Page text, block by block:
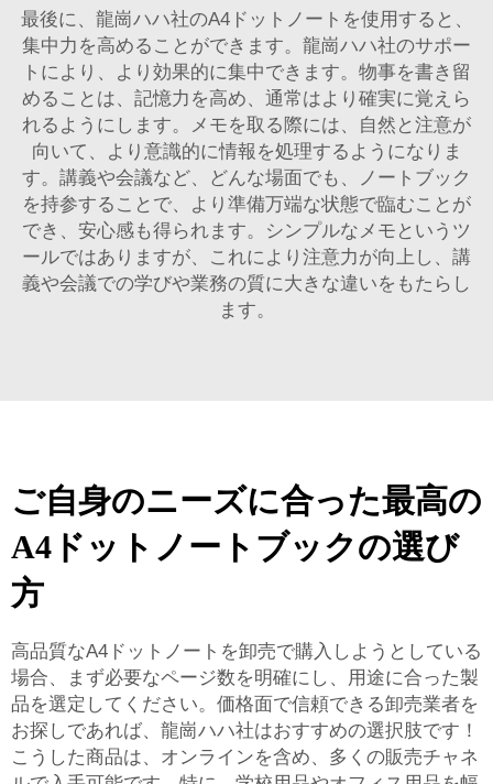
最後に、龍崗ハハ社のA4ドットノートを使用すると、
集中力を高めることができます。龍崗ハハ社のサポー
トにより、より効果的に集中できます。物事を書き留
めることは、記憶力を高め、通常はより確実に覚えら
れるようにします。メモを取る際には、自然と注意が
向いて、より意識的に情報を処理するようになりま
す。講義や会議など、どんな場面でも、ノートブック
を持参することで、より準備万端な状態で臨むことが
でき、安心感も得られます。シンプルなメモというツ
ールではありますが、これにより注意力が向上し、講
義や会議での学びや業務の質に大きな違いをもたらし
ます。
ご自身のニーズに合った最高の
A4ドットノートブックの選び
方
高品質なA4ドットノートを卸売で購入しようとしている
場合、まず必要なページ数を明確にし、用途に合った製
品を選定してください。価格面で信頼できる卸売業者を
お探しであれば、龍崗ハハ社はおすすめの選択肢です！
こうした商品は、オンラインを含め、多くの販売チャネ